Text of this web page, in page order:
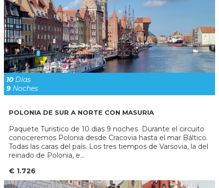
10Días
9 Noches
POLONIA DE SUR A NORTE CON MASURIA
Paquete Turistico de 10 dias 9 noches Durante el circuito
conoceremos Polonia desde Cracovia hasta el mar Báltico.
Todas las caras del país. Los tres tiempos de Varsovia, la del
reinado de Polonia, e...
€ 1.726